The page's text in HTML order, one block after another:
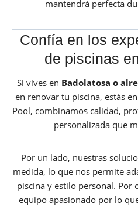
mantendrá perfecta
Confía en los
de piscinas
Si vives en Badolatosa o
en renovar tu piscina, estás
Pool, combinamos calidad,
personalizada que
Por un lado, nuestras
medida, lo que nos permite
piscina y estilo personal. Por
equipo apasionado por lo